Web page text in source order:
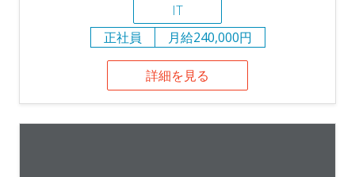
IT
正社員
月給240,000円
詳細を見る